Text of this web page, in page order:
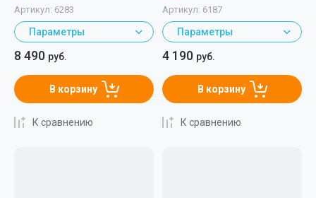
Артикул: 6283
Параметры
8 490 руб.
В корзину
К сравнению
Артикул: 6187
Параметры
4 190 руб.
В корзину
К сравнению